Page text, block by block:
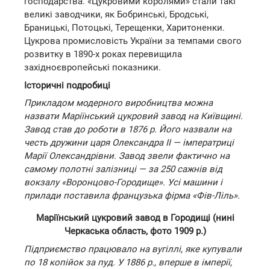
великі заводчики, як Бобринські, Бродські,
Браницькі, Потоцькі, Терещенки, Харитоненки.
Цукрова промисловість України за темпами свого
розвитку в 1890-х роках перевищила
західноєвропейські показники.
Історичні подробиці
Прикладом модерного виробництва можна
назвати Маріїнський цукровий завод на Київщині.
Завод став до роботи в 1876 р. Його назвали на
честь дружини царя Олександра II — імператриці
Марії Олександрівни. Завод звели фактично на
самому полотні залізниці — за 250 сажнів від
вокзалу «Воронцово-Городище». Усі машини і
прилади поставила французька фірма «Фів-Ліль».
Маріїнський цукровий завод в Городищі (нині
Черкаська область, фото 1909 р.)
Підприємство працювало на вугіллі, яке купували
по 18 копійок за пуд. У 1886 р., вперше в імперії,